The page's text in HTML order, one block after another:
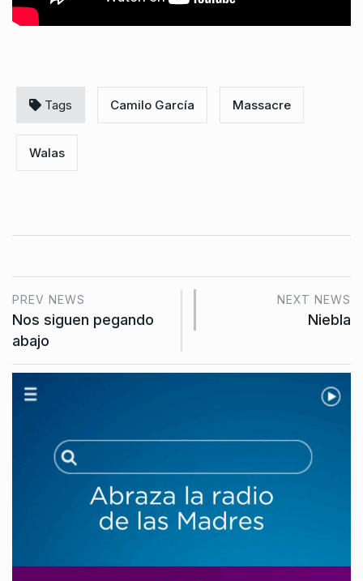
Tags Camilo García Massacre
Walas
PREV NEWS
Nos siguen pegando
abajo
NEXT NEWS
Niebla